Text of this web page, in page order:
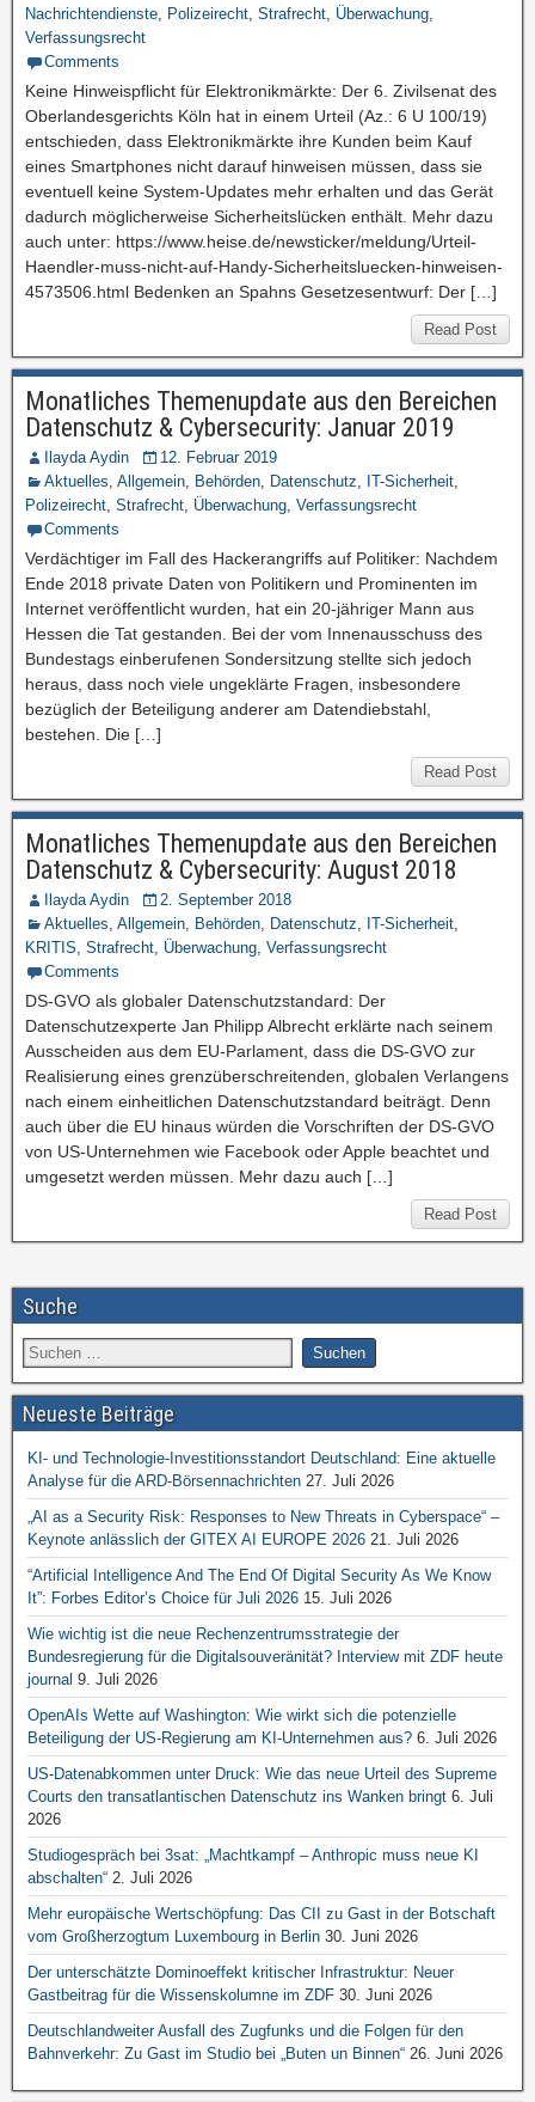
Nachrichtendienste, Polizeirecht, Strafrecht, Überwachung,
Verfassungsrecht
Comments
Keine Hinweispflicht für Elektronikmärkte: Der 6. Zivilsenat des
Oberlandesgerichts Köln hat in einem Urteil (Az.: 6 U 100/19)
entschieden, dass Elektronikmärkte ihre Kunden beim Kauf
eines Smartphones nicht darauf hinweisen müssen, dass sie
eventuell keine System-Updates mehr erhalten und das Gerät
dadurch möglicherweise Sicherheitslücken enthält. Mehr dazu
auch unter: https://www.heise.de/newsticker/meldung/Urteil-
Haendler-muss-nicht-auf-Handy-Sicherheitsluecken-hinweisen-
4573506.html Bedenken an Spahns Gesetzesentwurf: Der […]
Read Post
Monatliches Themenupdate aus den Bereichen
Datenschutz & Cybersecurity: Januar 2019
Ilayda Aydin
12. Februar 2019
Aktuelles, Allgemein, Behörden, Datenschutz, IT-Sicherheit,
Polizeirecht, Strafrecht, Überwachung, Verfassungsrecht
Comments
Verdächtiger im Fall des Hackerangriffs auf Politiker: Nachdem
Ende 2018 private Daten von Politikern und Prominenten im
Internet veröffentlicht wurden, hat ein 20-jähriger Mann aus
Hessen die Tat gestanden. Bei der vom Innenausschuss des
Bundestags einberufenen Sondersitzung stellte sich jedoch
heraus, dass noch viele ungeklärte Fragen, insbesondere
bezüglich der Beteiligung anderer am Datendiebstahl,
bestehen. Die […]
Read Post
Monatliches Themenupdate aus den Bereichen
Datenschutz & Cybersecurity: August 2018
Ilayda Aydin
2. September 2018
Aktuelles, Allgemein, Behörden, Datenschutz, IT-Sicherheit,
KRITIS, Strafrecht, Überwachung, Verfassungsrecht
Comments
DS-GVO als globaler Datenschutzstandard: Der
Datenschutzexperte Jan Philipp Albrecht erklärte nach seinem
Ausscheiden aus dem EU-Parlament, dass die DS-GVO zur
Realisierung eines grenzüberschreitenden, globalen Verlangens
nach einem einheitlichen Datenschutzstandard beiträgt. Denn
auch über die EU hinaus würden die Vorschriften der DS-GVO
von US-Unternehmen wie Facebook oder Apple beachtet und
umgesetzt werden müssen. Mehr dazu auch […]
Read Post
Suche
Neueste Beiträge
KI- und Technologie-Investitionsstandort Deutschland: Eine aktuelle
Analyse für die ARD-Börsennachrichten 27. Juli 2026
„AI as a Security Risk: Responses to New Threats in Cyberspace“ –
Keynote anlässlich der GITEX AI EUROPE 2026 21. Juli 2026
“Artificial Intelligence And The End Of Digital Security As We Know
It”: Forbes Editor’s Choice für Juli 2026 15. Juli 2026
Wie wichtig ist die neue Rechenzentrumsstrategie der
Bundesregierung für die Digitalsouveränität? Interview mit ZDF heute
journal 9. Juli 2026
OpenAIs Wette auf Washington: Wie wirkt sich die potenzielle
Beteiligung der US-Regierung am KI-Unternehmen aus? 6. Juli 2026
US-Datenabkommen unter Druck: Wie das neue Urteil des Supreme
Courts den transatlantischen Datenschutz ins Wanken bringt 6. Juli
2026
Studiogespräch bei 3sat: „Machtkampf – Anthropic muss neue KI
abschalten“ 2. Juli 2026
Mehr europäische Wertschöpfung: Das CII zu Gast in der Botschaft
vom Großherzogtum Luxembourg in Berlin 30. Juni 2026
Der unterschätzte Dominoeffekt kritischer Infrastruktur: Neuer
Gastbeitrag für die Wissenskolumne im ZDF 30. Juni 2026
Deutschlandweiter Ausfall des Zugfunks und die Folgen für den
Bahnverkehr: Zu Gast im Studio bei „Buten un Binnen“ 26. Juni 2026